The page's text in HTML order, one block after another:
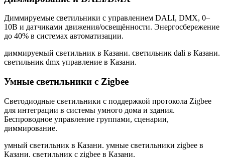
Диммируемые светильники с управлением DALI, DMX, 0–
10В и датчиками движения/освещённости. Энергосбережение
до 40% в системах автоматизации.
диммируемый светильник в Казани. светильник dali в Казани.
светильник dmx управление в Казани.
Умные светильники с Zigbee
Светодиодные светильники с поддержкой протокола Zigbee
для интеграции в системы умного дома и здания.
Беспроводное управление группами, сценарии,
диммирование.
умный светильник в Казани. умные светильники zigbee в
Казани. светильник с zigbee в Казани.